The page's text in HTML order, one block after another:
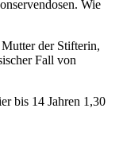
Wie
der Stifterin,
Fall von
bis 14 Jahren 1,30